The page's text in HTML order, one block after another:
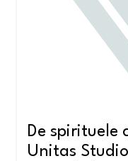
De spirituele
Unitas